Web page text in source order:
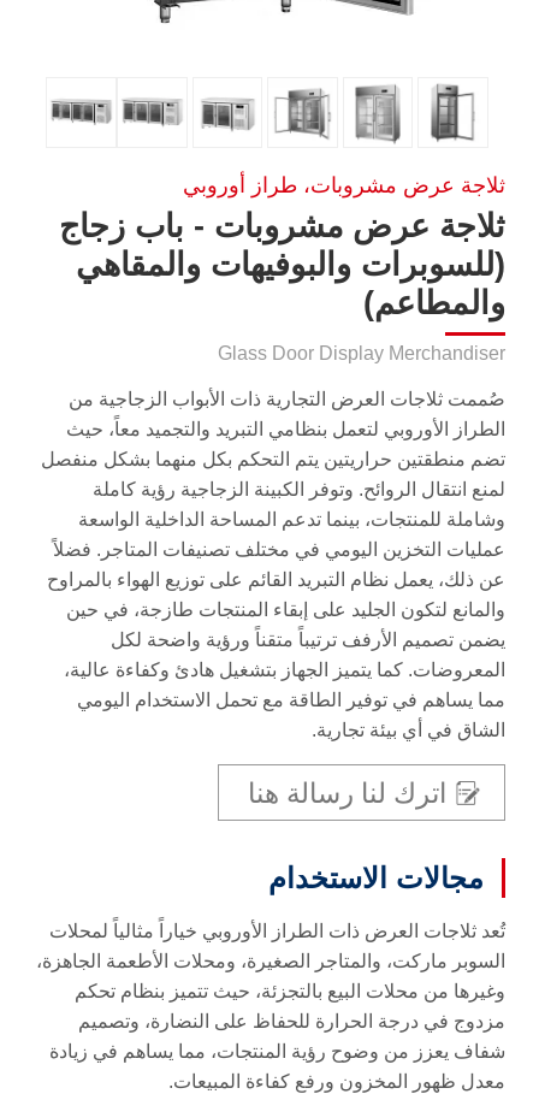
ثلاجة عرض مشروبات، طراز أوروبي
ثلاجة عرض مشروبات - باب زجاج
(للسوبرات والبوفيهات والمقاهي
والمطاعم)
Glass Door Display Merchandiser
صُممت ثلاجات العرض التجارية ذات الأبواب الزجاجية من
الطراز الأوروبي لتعمل بنظامي التبريد والتجميد معاً، حيث
تضم منطقتين حراريتين يتم التحكم بكل منهما بشكل منفصل
لمنع انتقال الروائح. وتوفر الكبينة الزجاجية رؤية كاملة
وشاملة للمنتجات، بينما تدعم المساحة الداخلية الواسعة
عمليات التخزين اليومي في مختلف تصنيفات المتاجر. فضلاً
عن ذلك، يعمل نظام التبريد القائم على توزيع الهواء بالمراوح
والمانع لتكون الجليد على إبقاء المنتجات طازجة، في حين
يضمن تصميم الأرفف ترتيباً متقناً ورؤية واضحة لكل
المعروضات. كما يتميز الجهاز بتشغيل هادئ وكفاءة عالية،
مما يساهم في توفير الطاقة مع تحمل الاستخدام اليومي
الشاق في أي بيئة تجارية.
اترك لنا رسالة هنا
مجالات الاستخدام
تُعد ثلاجات العرض ذات الطراز الأوروبي خياراً مثالياً لمحلات
السوبر ماركت، والمتاجر الصغيرة، ومحلات الأطعمة الجاهزة،
وغيرها من محلات البيع بالتجزئة، حيث تتميز بنظام تحكم
مزدوج في درجة الحرارة للحفاظ على النضارة، وتصميم
شفاف يعزز من وضوح رؤية المنتجات، مما يساهم في زيادة
معدل ظهور المخزون ورفع كفاءة المبيعات.